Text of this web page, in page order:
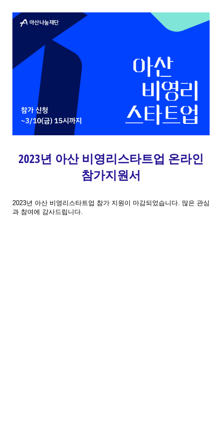
2023년 아산 비영리스타트업 온라인
참가지원서
2023년 아산 비영리스타트업 참가 지원이 마감되었습니다. 많은 관심
과 참여에 감사드립니다.